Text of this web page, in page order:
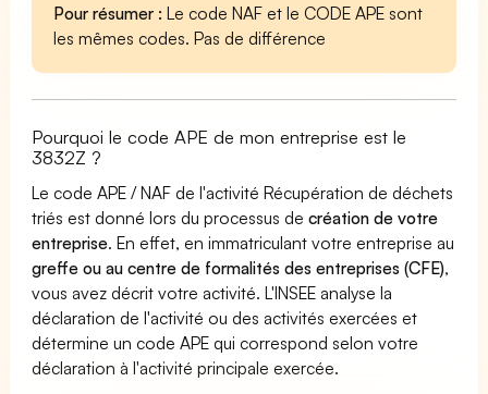
Pour résumer : Le code NAF et le CODE APE sont
les mêmes codes. Pas de différence
Pourquoi le code APE de mon entreprise est le
3832Z ?
Le code APE / NAF de l'activité Récupération de déchets
triés est donné lors du processus decréation de votre
entreprise. En effet, en immatriculant votre entreprise au
greffe ou au centre de formalités des entreprises (CFE),
vous avez décrit votre activité. L'INSEE analyse la
déclaration de l'activité ou des activités exercées et
détermine un code APE qui correspond selon votre
déclaration à l'activité principale exercée.